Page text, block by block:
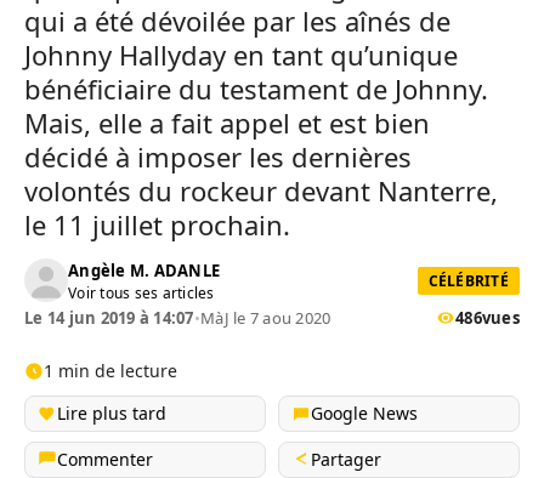
qui a été dévoilée par les aînés de
Johnny Hallyday en tant qu’unique
bénéficiaire du testament de Johnny.
Mais, elle a fait appel et est bien
décidé à imposer les dernières
volontés du rockeur devant Nanterre,
le 11 juillet prochain.
Angèle M. ADANLE
Voir tous ses articles
CÉLÉBRITÉ
Le 14 jun 2019 à 14:07•MàJ le 7 aou 2020 486vues
1 min de lecture
Lire plus tard
Google News
Commenter
Partager